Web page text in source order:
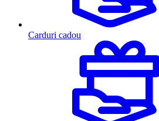
Carduri cadou